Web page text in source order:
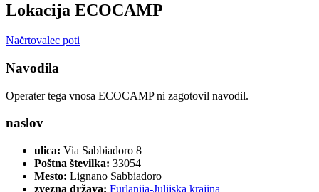
Lokacija ECOCAMP
Načrtovalec poti
Navodila
Operater tega vnosa ECOCAMP ni zagotovil navodil.
naslov
ulica: Via Sabbiadoro 8
Poštna številka: 33054
Mesto: Lignano Sabbiadoro
zvezna država: Furlanija-Julijska krajina